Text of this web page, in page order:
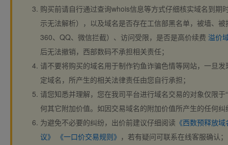
购买前请自行通过查询whois信息等方式仔细核实域名到期
示无法解析），以及域名是否存在工信部黑名单，被墙、
360、QQ、微信拦截）、访问受限，是否是高价续费 溢价
后无法撤销，西部数码不承担相关责任；
请不要将购买的域名用于制作钓鱼诈骗色情等网站，一旦
定域名，所产生的相关法律责任由您自行承担；
请您知悉并理解，您在我司平台进行域名交易的对象仅限于
何其它附加价值。如因交易域名的附加价值所产生的任何
为避免不必要的纠纷，出价前建议仔细阅读 《西数预释放
议》
《一口价交易规则》 ，若有疑问可联系在线客服确认；